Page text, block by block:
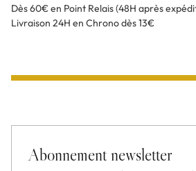
Dès 60€ en Point Relais (48H après
Livraison 24H en Chrono dès 13€
Abonnement newsletter